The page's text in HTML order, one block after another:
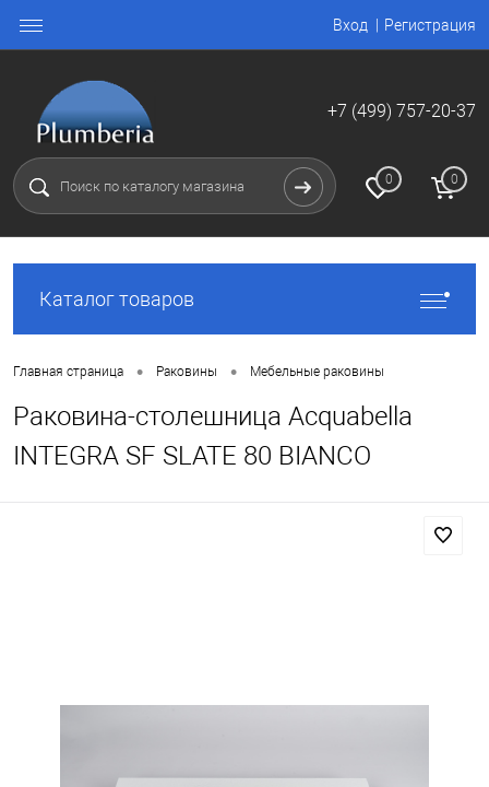
Вход Регистрация
+7 (499) 757-20-37
0 0
Каталог товаров
Главная страница • Раковины • Мебельные раковины
Раковина-столешница Acquabella
INTEGRA SF SLATE 80 BIANCO